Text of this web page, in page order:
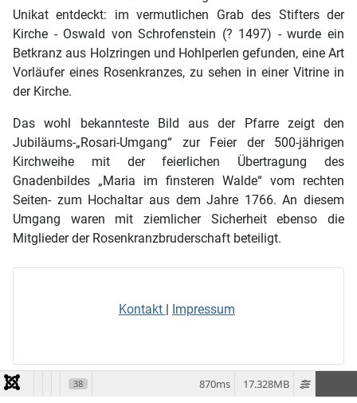
Unikat entdeckt: im vermutlichen Grab des Stifters der
Kirche - Oswald von Schrofenstein (? 1497) - wurde ein
Betkranz aus Holzringen und Hohlperlen gefunden, eine Art
Vorläufer eines Rosenkranzes, zu sehen in einer Vitrine in
der Kirche.
Das wohl bekannteste Bild aus der Pfarre zeigt den
Jubiläums-„Rosari-Umgang“ zur Feier der 500-jährigen
Kirchweihe mit der feierlichen Übertragung des
Gnadenbildes „Maria im finsteren Walde“ vom rechten
Seiten- zum Hochaltar aus dem Jahre 1766. An diesem
Umgang waren mit ziemlicher Sicherheit ebenso die
Mitglieder der Rosenkranzbruderschaft beteiligt.
Kontakt Impressum
38 17.328MB
870ms